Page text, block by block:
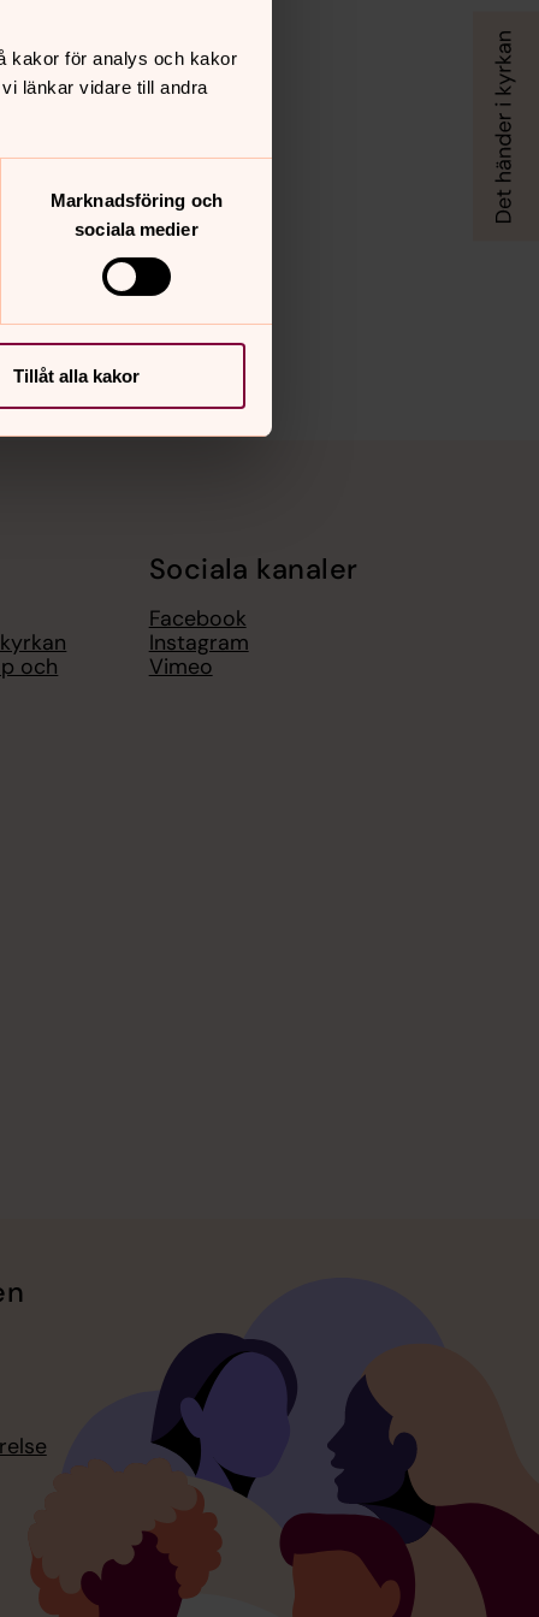
kakor för analys och kakor
länkar vidare till andra
Marknadsföring och
sociala medier
Tillåt alla kakor
och
Sociala kanaler
Facebook
Instagram
Vimeo